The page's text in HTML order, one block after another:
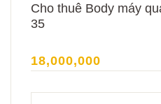
Cho thuê Body máy
35
18,000,000